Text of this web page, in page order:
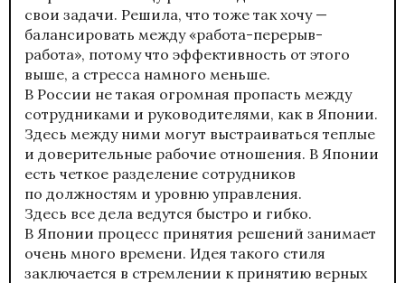
свои задачи. Решила, что тоже так хочу —
балансировать между «работа-перерыв-
работа», потому что эффективность от этого
выше, а стресса намного меньше.
В России не такая огромная пропасть между
сотрудниками и руководителями, как в Японии.
Здесь между ними могут выстраиваться теплые
и доверительные рабочие отношения. В Японии
есть четкое разделение сотрудников
по должностям и уровню управления.
Здесь все дела ведутся быстро и гибко.
В Японии процесс принятия решений занимает
очень много времени. Идея такого стиля
заключается в стремлении к принятию верных